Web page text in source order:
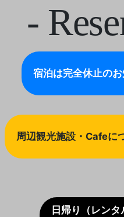
-
宿泊は完全休止の
周辺観光施設・Cafeに
日帰り（レン